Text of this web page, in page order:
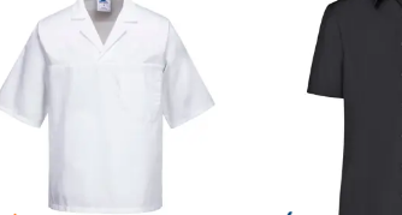
efter category: Kortärmade skjortor
skjortor